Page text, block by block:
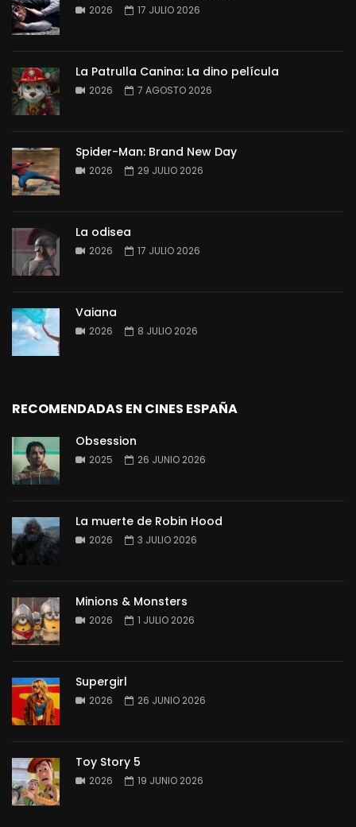
2026 17 JULIO 2026
La Patrulla Canina: La dino película
2026 7 AGOSTO 2026
Spider-Man: Brand New Day
2026 29 JULIO 2026
La odisea
2026 17 JULIO 2026
Vaiana
2026 8 JULIO 2026
RECOMENDADAS EN CINES ESPAÑA
Obsession
2025 26 JUNIO 2026
La muerte de Robin Hood
2026 3 JULIO 2026
Minions & Monsters
2026 1 JULIO 2026
Supergirl
2026 26 JUNIO 2026
Toy Story 5
2026 19 JUNIO 2026